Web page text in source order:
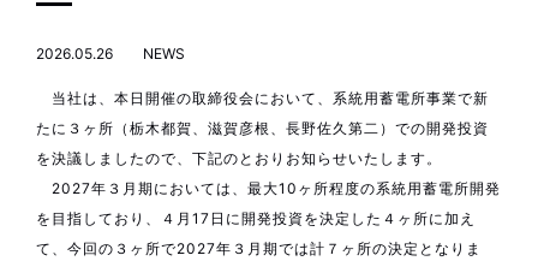
2026.05.26 NEWS
当社は、本日開催の取締役会において、系統用蓄電所事業で新
たに３ヶ所（栃木都賀、滋賀彦根、長野佐久第二）での開発投資
を決議しましたので、下記のとおりお知らせいたします。
2027年３月期においては、最大10ヶ所程度の系統用蓄電所開発
を目指しており、４月17日に開発投資を決定した４ヶ所に加え
て、今回の３ヶ所で2027年３月期では計７ヶ所の決定となりま